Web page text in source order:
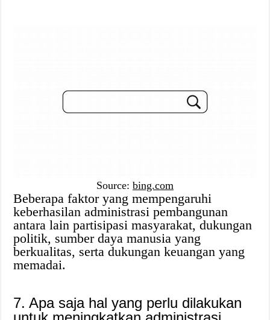
Source: bing.com
Beberapa faktor yang mempengaruhi
keberhasilan administrasi pembangunan
antara lain partisipasi masyarakat, dukungan
politik, sumber daya manusia yang
berkualitas, serta dukungan keuangan yang
memadai.
7. Apa saja hal yang perlu dilakukan